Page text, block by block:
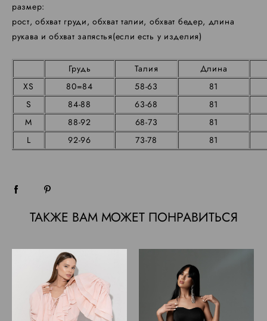
размер:
​рост, обхват груди, обхват талии, обхват бедер, длина
рукава и обхват запястья(если есть у изделия)
Грудь Талия
Длина
XS
80=84 58-63
81
S
84-88 63-68
81
M
88-92 68-73
81
L
92-96 73-78 81
ТАКЖЕ ВАМ МОЖЕТ ПОНРАВИТЬСЯ